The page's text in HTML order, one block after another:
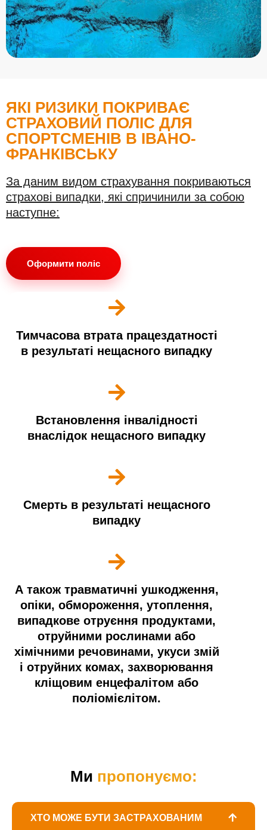
ЯКІ РИЗИКИ ПОКРИВАЄ
СТРАХОВИЙ ПОЛІС ДЛЯ
СПОРТСМЕНІВ В ІВАНО-
ФРАНКІВСЬКУ
За даним видом страхування покриваються
страхові випадки, які спричинили за собою
наступне:
Оформити поліс
Тимчасова втрата працездатності
в результаті нещасного випадку
Встановлення інвалідності
внаслідок нещасного випадку
Смерть в результаті нещасного
випадку
А також травматичні ушкодження,
опіки, обмороження, утоплення,
випадкове отруєння продуктами,
отруйними рослинами або
хімічними речовинами, укуси змій
і отруйних комах, захворювання
кліщовим енцефалітом або
поліомієлітом.
Ми пропонуємо:
ХТО МОЖЕ БУТИ ЗАСТРАХОВАНИМ